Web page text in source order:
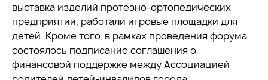
выставка изделий протезно-ортопедических
предприятий, работали игровые площадки для
детей. Кроме того, в рамках проведения форума
состоялось подписание соглашения о
финансовой поддержке между Ассоциацией